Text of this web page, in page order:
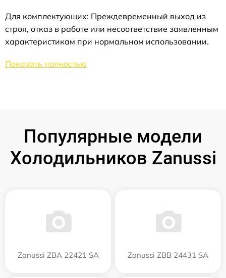
Для комплектующих: Преждевременный выход из
строя, отказ в работе или несоответствие заявленным
характеристикам при нормальном использовании.
Показать полностью
Популярные модели
Холодильников Zanussi
Zanussi ZBA 22421 SA Zanussi ZBB 24431 SA